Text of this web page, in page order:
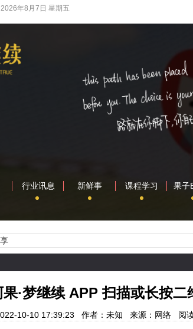
2026年8月7日 星期五
行业讯息 新鲜事 课程学习 果子
果·梦继续 APP 扫描或长按二
10-10 17:39:23 作者：未知 来源：网络 阅读